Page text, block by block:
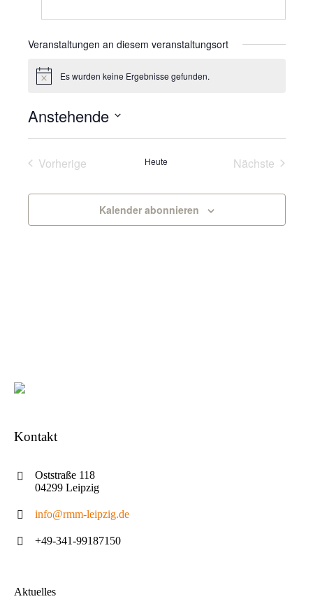
Veranstaltungen an diesem veranstaltungsort
HinweisEs wurden keine Ergebnisse gefunden.
Anstehende
VorherigeVeranstaltungen
Heute Nächste
Kalender abonnieren
Kontakt
Oststraße 118
04299 Leipzig
info@rmm-leipzig.de
+49-341-99187150
Aktuelles